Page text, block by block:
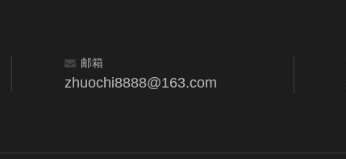
邮箱
zhuochi8888@163.com